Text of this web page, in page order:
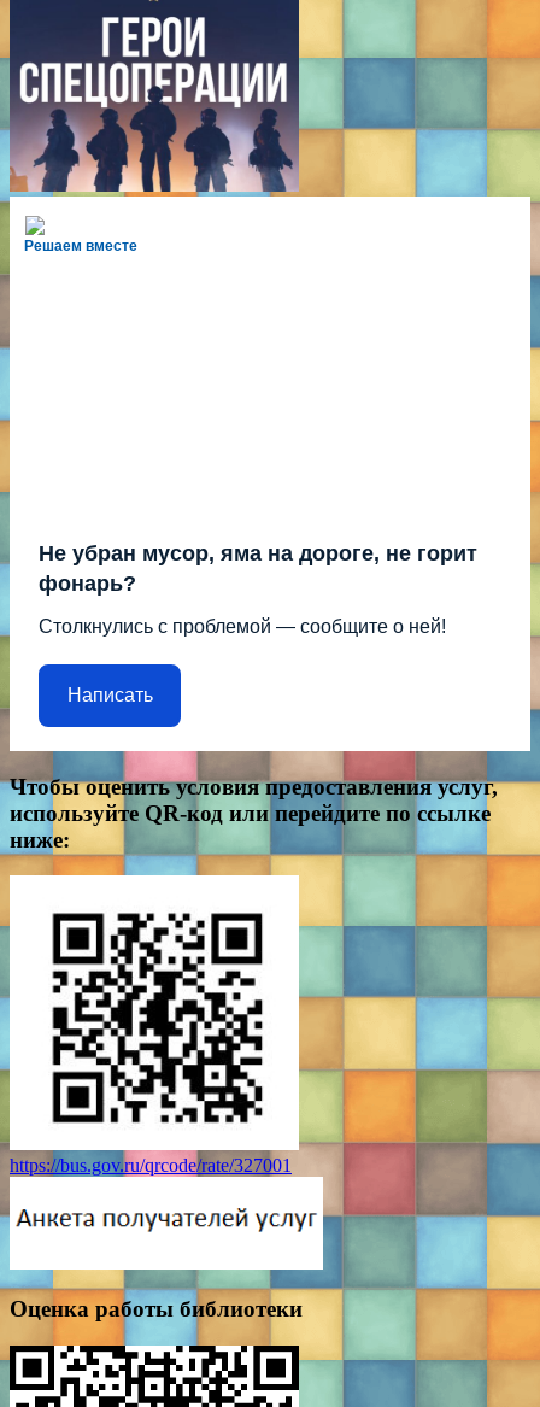
Решаем вместе
Не убран мусор, яма на дороге, не горит
фонарь?
Столкнулись с проблемой — сообщите о ней!
Написать
Чтобы оценить условия предоставления услуг,
используйте QR-код или перейдите по ссылке
ниже:
https://bus.gov.ru/qrcode/rate/327001
Оценка работы библиотеки